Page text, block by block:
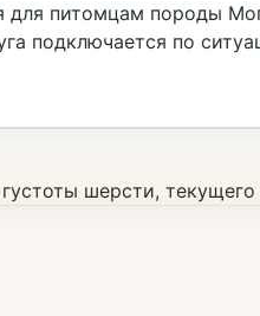
питомцам породы
подключается по
шерсти,